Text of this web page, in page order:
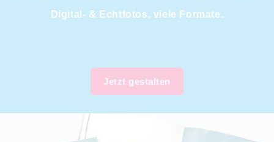
Digital- & Echtfotos, viele Formate.
Jetzt gestalten